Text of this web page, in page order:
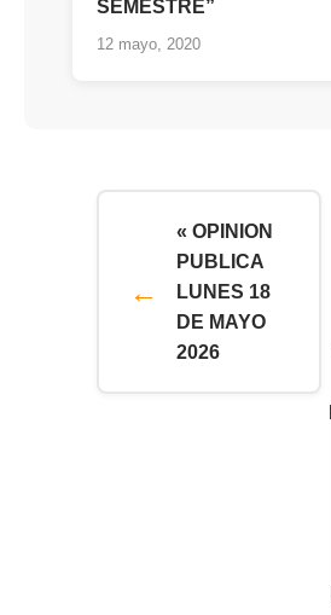
SEMESTRE”
12 mayo, 2020
« OPINION
PUBLICA
LUNES 18
DE MAYO
2026